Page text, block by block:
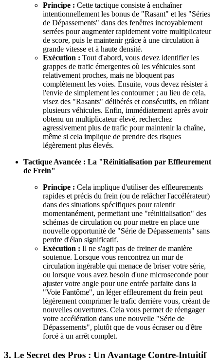
Principe : Cette tactique consiste à enchaîner
intentionnellement les bonus de "Rasant" et les "Séries
de Dépassements" dans des fenêtres incroyablement
serrées pour augmenter rapidement votre multiplicateur
de score, puis le maintenir grâce à une circulation à
grande vitesse et à haute densité.
Exécution : Tout d'abord, vous devez identifier les
grappes de trafic émergentes où les véhicules sont
relativement proches, mais ne bloquent pas
complètement les voies. Ensuite, vous devez résister à
l'envie de simplement les contourner ; au lieu de cela,
visez des "Rasants" délibérés et consécutifs, en frôlant
plusieurs véhicules. Enfin, immédiatement après avoir
obtenu un multiplicateur élevé, recherchez
agressivement plus de trafic pour maintenir la chaîne,
même si cela implique de prendre des risques
légèrement plus élevés.
Tactique Avancée : La "Réinitialisation par Effleurement
de Frein"
Principe : Cela implique d'utiliser des effleurements
rapides et précis du frein (ou de relâcher l'accélérateur)
dans des situations spécifiques pour ralentir
momentanément, permettant une "réinitialisation" des
schémas de circulation ou pour mettre en place une
nouvelle opportunité de "Série de Dépassements" sans
perdre d'élan significatif.
Exécution : Il ne s'agit pas de freiner de manière
soutenue. Lorsque vous rencontrez un mur de
circulation ingérable qui menace de briser votre série,
ou lorsque vous avez besoin d'une microseconde pour
ajuster votre angle pour une entrée parfaite dans la
"Voie Fantôme", un léger effleurement du frein peut
légèrement comprimer le trafic derrière vous, créant de
nouvelles ouvertures. Cela vous permet de réengager
votre accélération dans une nouvelle "Série de
Dépassements", plutôt que de vous écraser ou d'être
forcé à un arrêt complet.
3. Le Secret des Pros : Un Avantage Contre-Intuitif